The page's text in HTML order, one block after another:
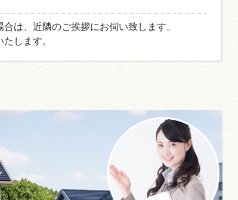
は、近隣のご挨拶にお伺い致します。
します。